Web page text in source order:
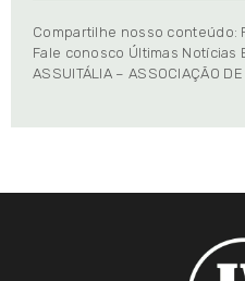
Compartilhe nosso conteúdo:
Fale conosco Últimas Notícias
ASSUITÁLIA – ASSOCIAÇÃO DE